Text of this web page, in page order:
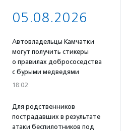
05.08.2026
Автовладельцы Камчатки
могут получить стикеры
о правилах добрососедства
с бурыми медведями
18:02
Для родственников
пострадавших в результате
атаки беспилотников под